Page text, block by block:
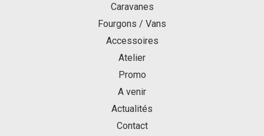
Caravanes
Fourgons / Vans
Accessoires
Atelier
Promo
A venir
Actualités
Contact